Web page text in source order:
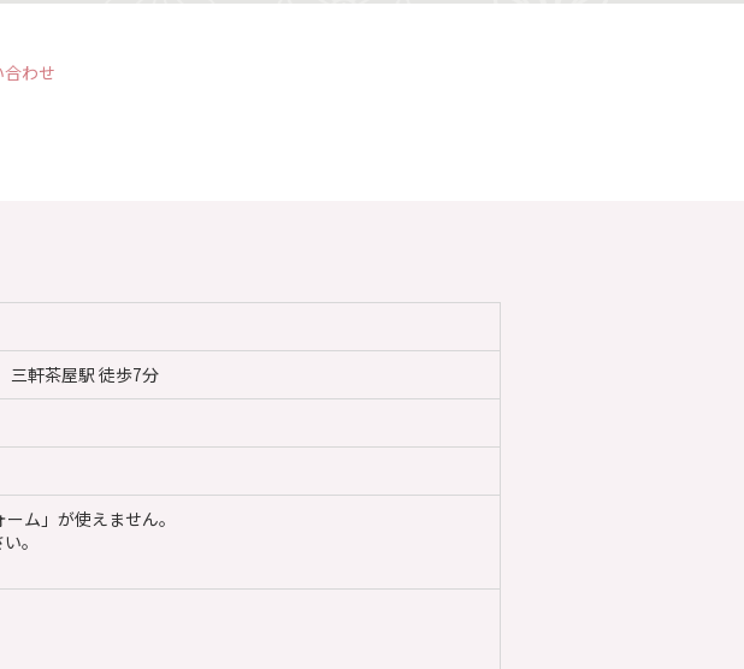
合わせ
軒茶屋駅 徒歩7分
ム」が使えません。
。